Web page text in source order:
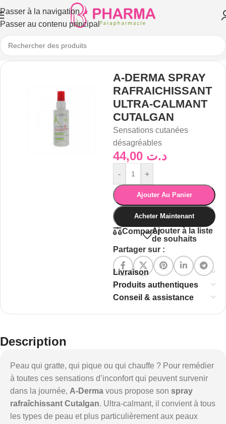
Passer à la navigation
Passer au contenu principal
A-DERMA SPRAY
RAFRAICHISSANT
ULTRA-CALMANT
CUTALGAN
Sensations cutanées
désagréables
د.ت
- +
Ajouter Au Panier
Acheter Maintenant
ComparerAjouter à la liste
de souhaits
Partager sur :
Livraison
Produits authentiques
Conseil & assistance
Description
Peau qui gratte, qui pique ou qui chauffe ? Pour remédier
à toutes ces sensations d’inconfort qui peuvent survenir
dans la journée, A-Derma vous propose son spray
rafraîchissant Cutalgan. Ultra-calmant, il convient à tous
les types de peau et plus particulièrement aux peaux